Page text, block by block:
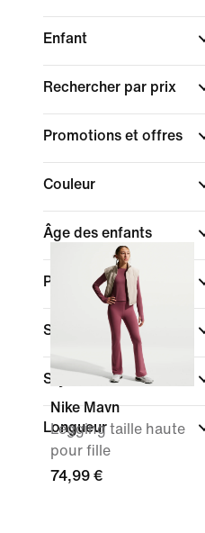
Enfant
Rechercher par prix
Promotions et offres
Couleur
Âge des enfants
Pointures/Tailles
Sport
Style
Longueur
Nike Mavn
Legging taille haute
pour fille
74,99 €